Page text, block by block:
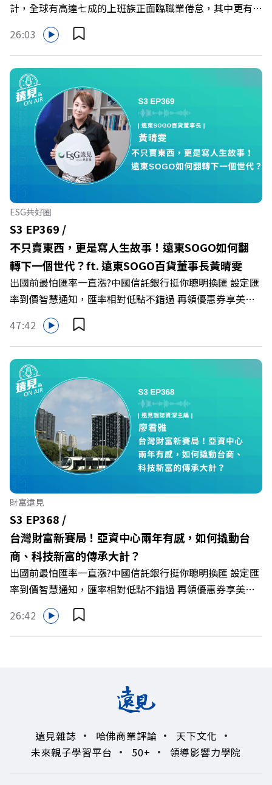
計，全球有高達七成的上班族正面臨職業倦怠，其中更有三
成默默承受著「沉默的倦怠」。當主管的期待、同儕的競爭
與承上啟下的壓力成為日常，身在職場的我們該如何停止無
止境的自我懷疑，在人際風暴中找回安頓內心的力量？ 本
集《遠見ON AIR》邀請新書《透視職場冰山》作者、薩提
爾模式溝通引導師李崇義與謝佳芸，教你如何看穿職場底層
的應對姿態，以及在緊湊的職場節奏中，修煉安頓心法！
🔺你的自我價值，難道只能由考績和主管來決定？ 🔺你或
你的同事，正在用哪種「不一致」的姿態應對壓力？ 🔺如
何在中高壓的「三明治主管」困境中全身而退？ 主持人／
遠見雜誌總編輯 林讓均 與談人／薩提爾模式溝通引導師、
作者 李崇義、謝佳芸 +++++ 🫧清除腦袋的盲點，也順手理
清生活的雜亂。 點開看質感養成術>>
https://gvmkt.pse.is/9al3px ✨關注《遠見》更多的社群：
LINE：https://reurl.cc/A4ELQp IG：
https://bit.ly/3AjBWNV YT：https://bit.ly/38jNi9k
Powered by Firstory Hosting
26:03
ESG共好圈
S3 EP369 /
不只賣東西，更是寫人生故事！遠東SOGO如何翻
轉下一個世代？ft. 遠東SOGO百貨董事長黃晴雯
出國前最怕匯率一直漲?中國信託銀行挺你聰明換匯 設定匯
率到價智慧通知，匯率相對低點不錯過 再領優惠券享美金
最高減3分等優惠 立即設定： https://fstry.pse.is/9d7lr7
投資外幣如幣別轉換可能產生匯兌損失，應評估涉及自身情
況審慎投資。 完整注意事項詳見網站資訊。 —— 以上為
Firstory Podcast 廣告 —— 在永續減碳、綠色消費與友善
職場的變革浪潮下，傳統大流量、高耗能的百貨零售業該如
何轉型突圍？ 本集《遠見ON AIR》邀請到遠東SOGO百貨
董事長黃晴雯，帶你解析遠東SOGO如何透過戰略布局，打
造出兼顧企業獲利與社會共好的綠色零售新契機！ 🔺如何
從單純百貨專櫃轉型為有溫度的利他平台？ 🔺最難節能的
零售業如何落實「EP100」能效倍增計畫？ 🔺成功推動育
嬰留停、男同仁樂意成家！驚豔業界的「生育代理人制度」
🔺最有人情味的文化橋梁！從社會創新到經典「日本展」的
共好實踐 主持人／遠見雜誌副社長兼遠見智庫總編輯 李建
興 與談人／遠東SOGO百貨董事長 黃晴雯 +++++ 🫧清除腦
袋的盲點，也順手理清生活的雜亂。 點開看質感養成術>>
https://gvmkt.pse.is/9al3px ✨關注《遠見》更多的社群：
LINE：https://reurl.cc/A4ELQp IG：
https://bit.ly/3AjBWNV YT：https://bit.ly/38jNi9k
Powered by Firstory Hosting
47:42
財富遠見
S3 EP368 /
台灣財富新賽局！亞資中心兩年有感，如何撬動台
商、科技新富的傳承大計？
出國前最怕匯率一直漲?中國信託銀行挺你聰明換匯 設定匯
率到價智慧通知，匯率相對低點不錯過 再領優惠券享美金
最高減3分等優惠 立即設定： https://fstry.pse.is/9d7lr7
投資外幣如幣別轉換可能產生匯兌損失，應評估涉及自身情
況審慎投資。 完整注意事項詳見網站資訊。 —— 以上為
在政府力推「亞洲資產管理中心」政策、高雄專區成立滿週
年的關鍵時刻，台灣的投信、信託與財富管理業務，正迎來
到遠見資深主編廖君雅，帶你解析這場台灣史上最大規模的
財富版圖重組。 🔺資產管理大躍進！台灣憑什麼挑戰亞太
金融重鎮？ 🔺不只是口號！主動式ETF與被動平衡型ETF如
26:42
遠見雜誌 哈佛商業評論
天下文化
未來親子學習平台
50+ 領導影響力學院